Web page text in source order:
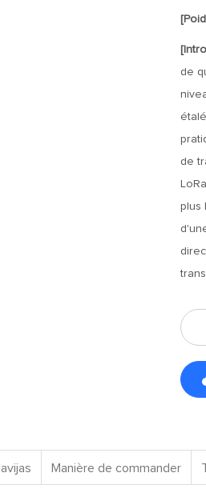
de
de
plus
Manière de commander